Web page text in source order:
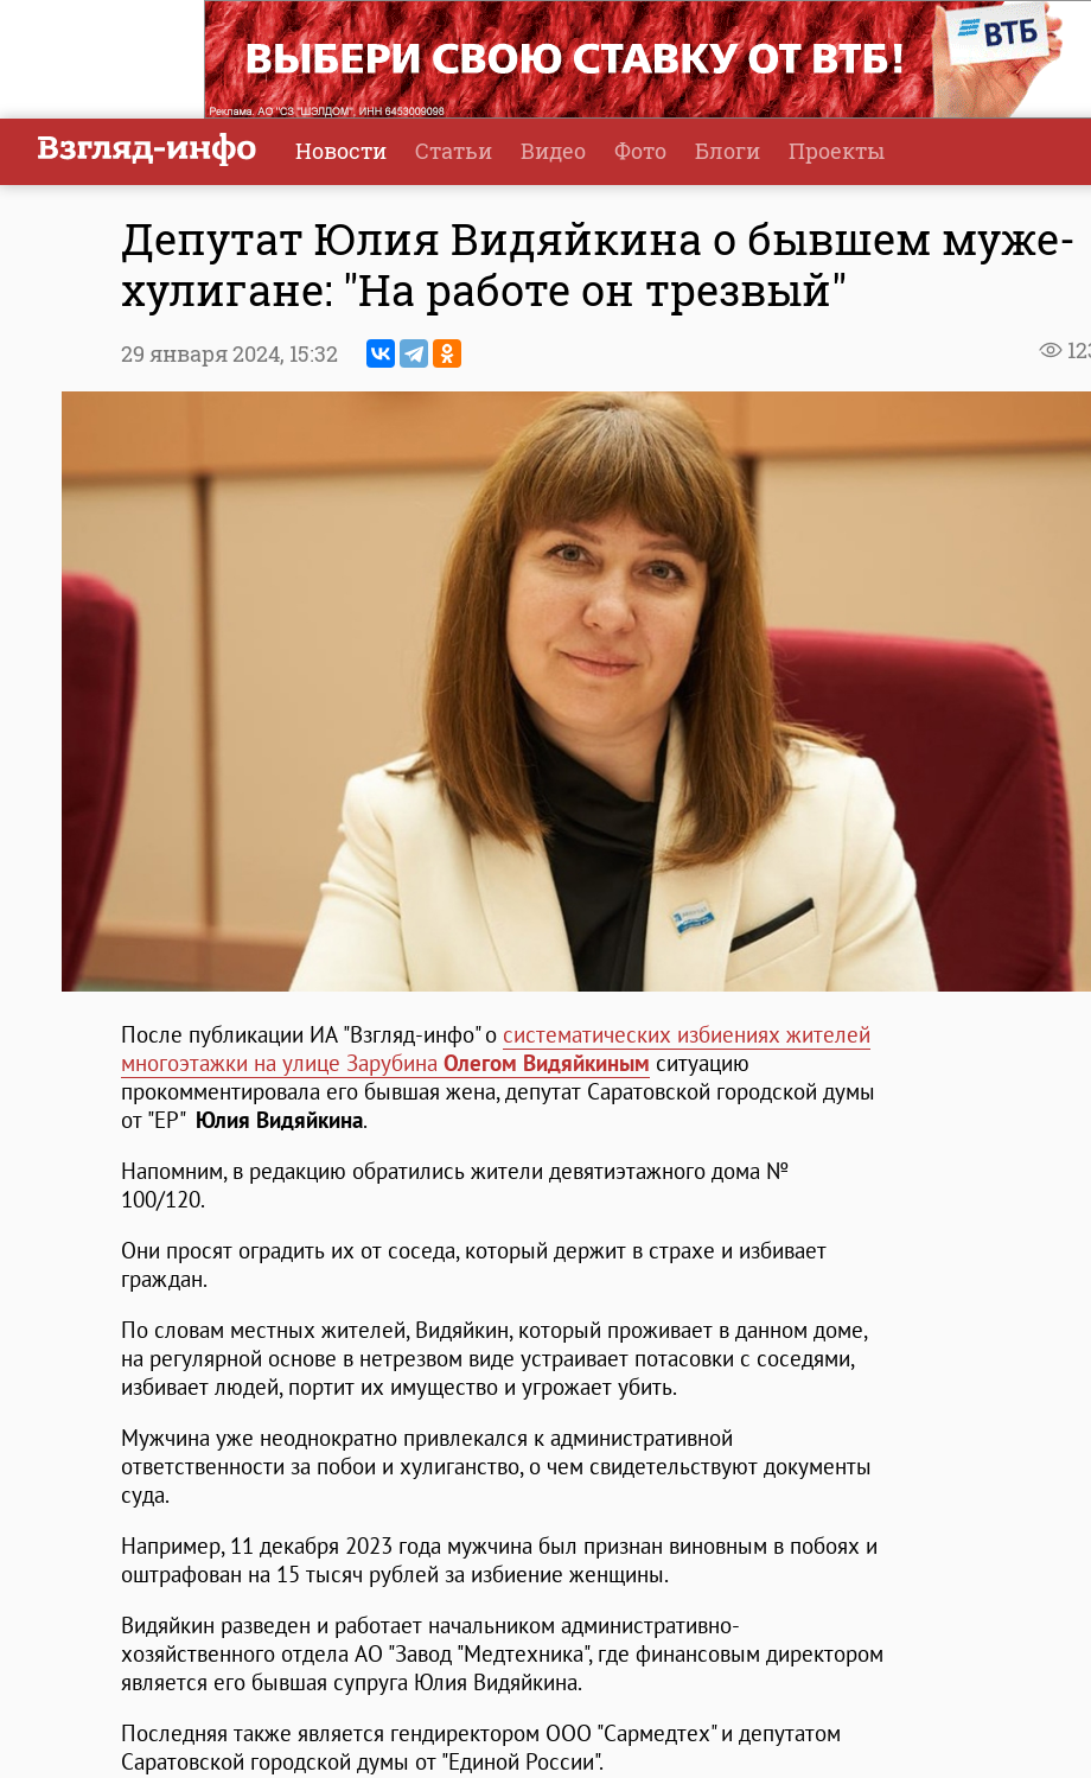
Новости Статьи Видео Фото Блоги Проекты
Депутат Юлия Видяйкина о бывшем муже-
хулигане: "На работе он трезвый"
29 января 2024, 15:32
После публикации ИА "Взгляд-инфо" о систематических избиениях жителей
многоэтажки на улице Зарубина Олегом Видяйкиным ситуацию
прокомментировала его бывшая жена, депутат Саратовской городской думы
от "ЕР" Юлия Видяйкина.
Напомним, в редакцию обратились жители девятиэтажного дома №
100/120.
Они просят оградить их от соседа, который держит в страхе и избивает
граждан.
По словам местных жителей, Видяйкин, который проживает в данном доме,
на регулярной основе в нетрезвом виде устраивает потасовки с соседями,
избивает людей, портит их имущество и угрожает убить.
Мужчина уже неоднократно привлекался к административной
ответственности за побои и хулиганство, о чем свидетельствуют документы
суда.
Например, 11 декабря 2023 года мужчина был признан виновным в побоях и
оштрафован на 15 тысяч рублей за избиение женщины.
Видяйкин разведен и работает начальником административно-
хозяйственного отдела АО "Завод "Медтехника", где финансовым директором
является его бывшая супруга Юлия Видяйкина.
Последняя также является гендиректором ООО "Сармедтех" и депутатом
Саратовской городской думы от "Единой России".